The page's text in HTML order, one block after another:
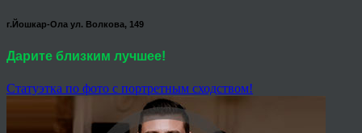
г.Йошкар-Ола ул. Волкова, 149
Дарите близким лучшее!
Статуэтка по фото с портретным сходством!